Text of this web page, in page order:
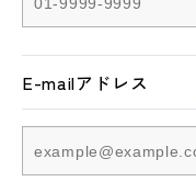
E-mailアドレス